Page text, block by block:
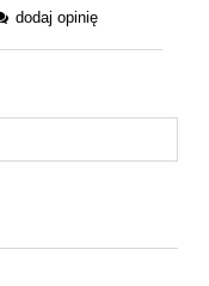
dodaj opinię
płatności